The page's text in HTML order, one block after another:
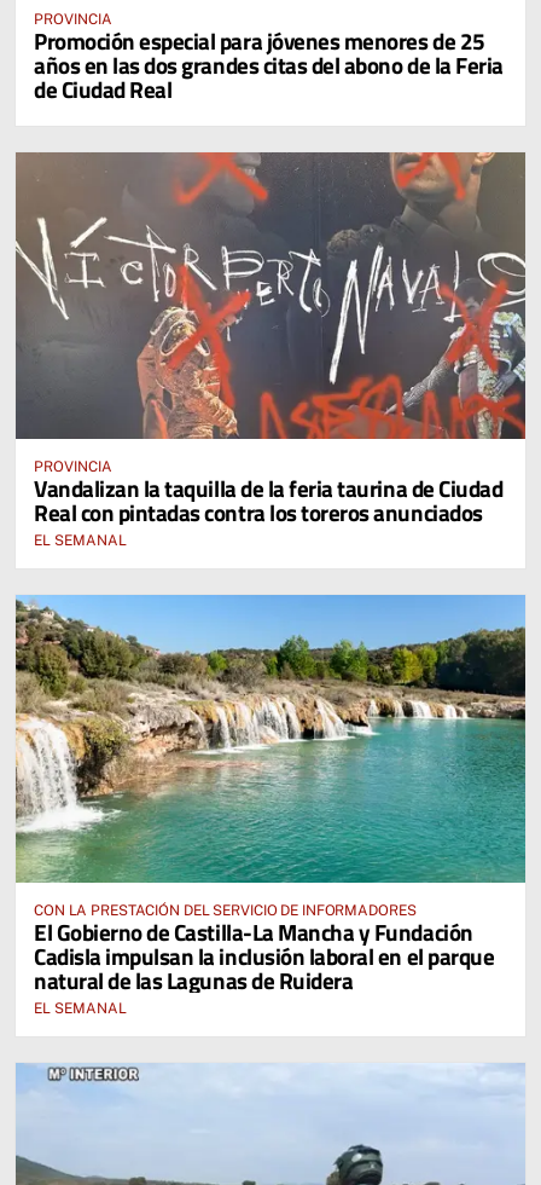
PROVINCIA
Promoción especial para jóvenes menores de 25
años en las dos grandes citas del abono de la Feria
de Ciudad Real
PROVINCIA
Vandalizan la taquilla de la feria taurina de Ciudad
Real con pintadas contra los toreros anunciados
EL SEMANAL
CON LA PRESTACIÓN DEL SERVICIO DE INFORMADORES
El Gobierno de Castilla-La Mancha y Fundación
Cadisla impulsan la inclusión laboral en el parque
natural de las Lagunas de Ruidera
EL SEMANAL